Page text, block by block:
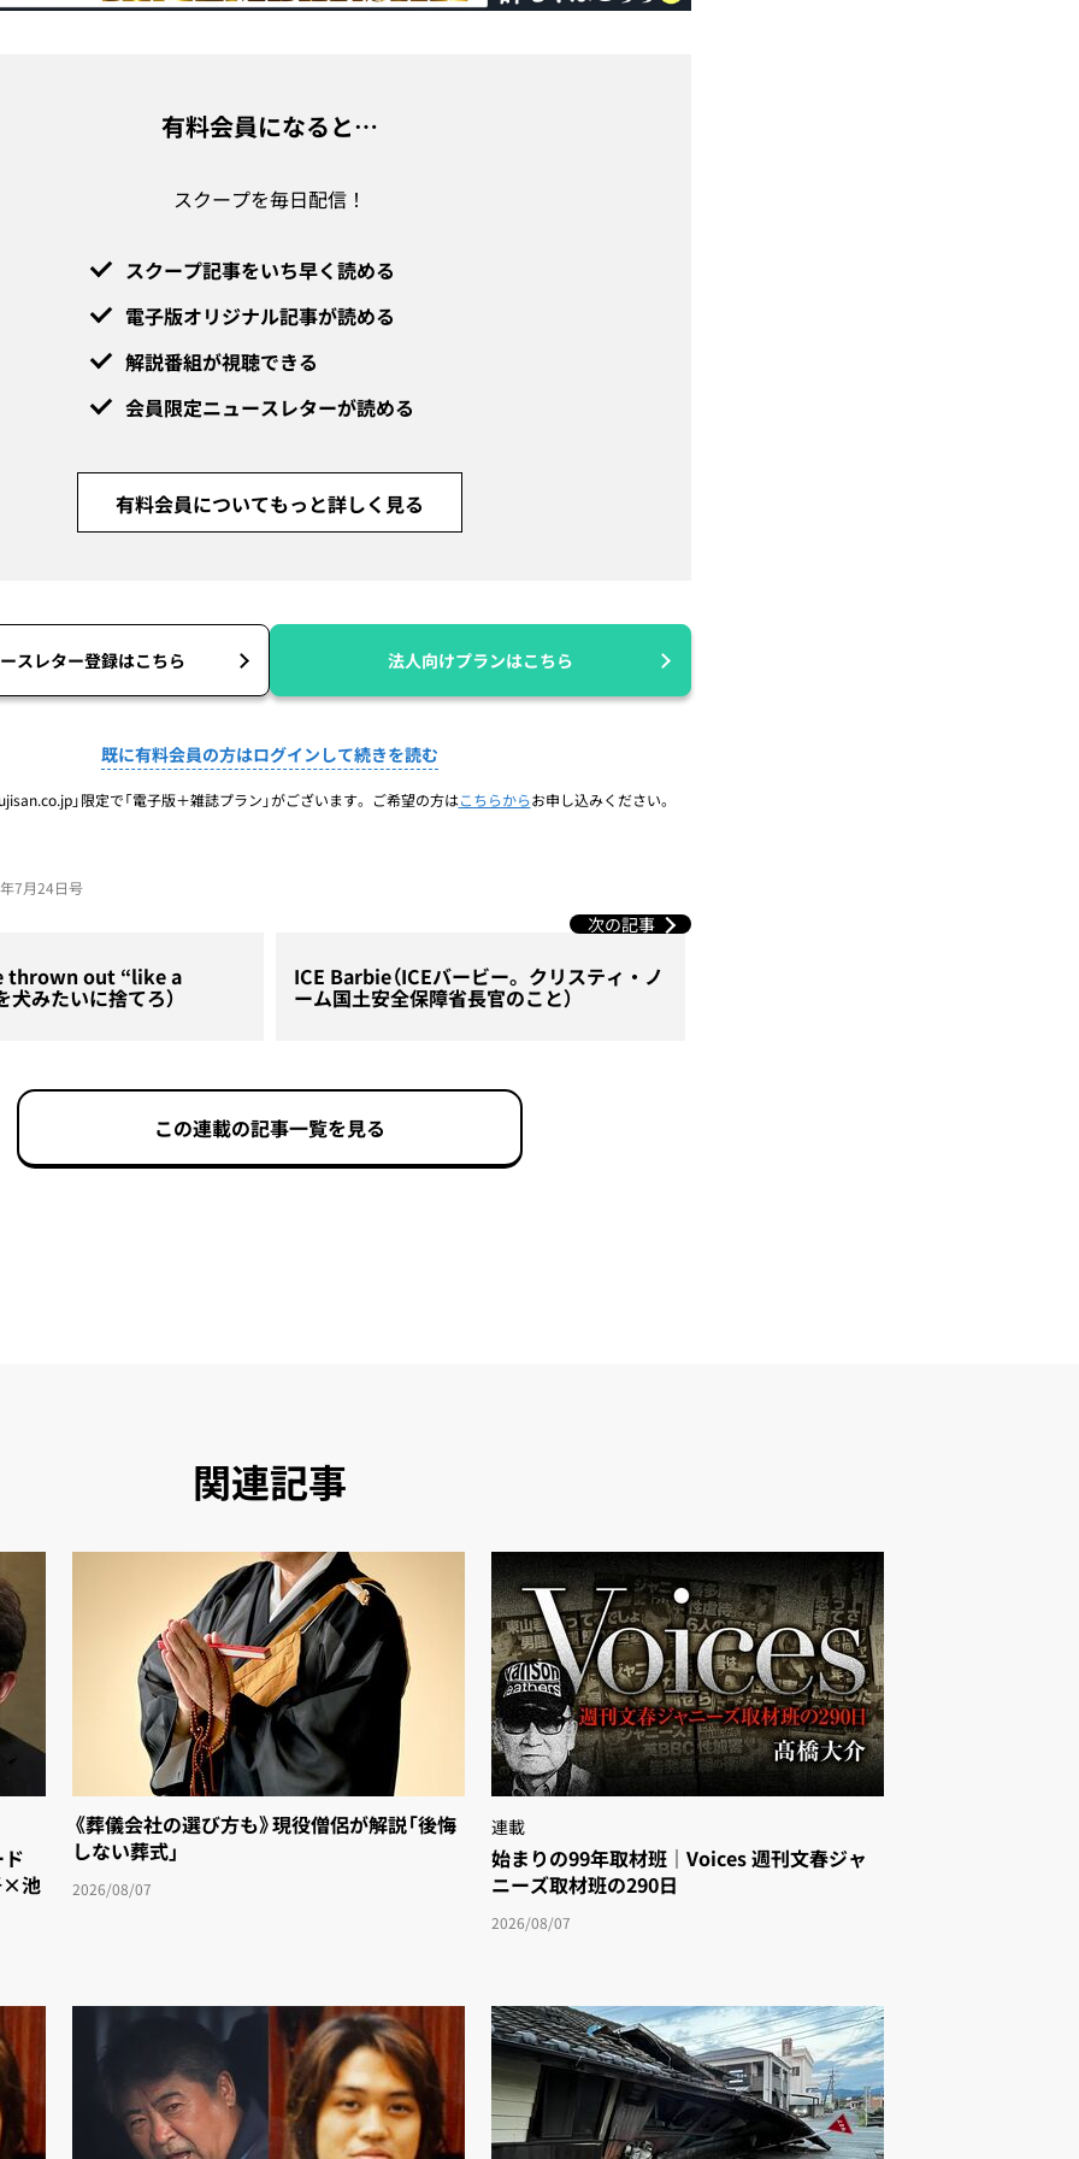
有料会員になると…
スクープを毎日配信！
スクープ記事をいち早く読める
電子版オリジナル記事が読める
解説番組が視聴できる
会員限定ニュースレターが読める
有料会員についてもっと詳しく見る
スレター登録はこちら 法人向けプランはこちら
既に有料会員の方はログインして続きを読む
」限定で「電子版＋雑誌プラン」がございます。ご希望の方はこちらからお申し込みください。
7月24日号
thrown out “like a
犬みたいに捨てろ）
次の記事
ICE Barbie（ICEバービー。クリスティ・ノ
ーム国土安全保障省長官のこと）
この連載の記事一覧を見る
関連記事
×池
《葬儀会社の選び方も》現役僧侶が解説「後悔
しない葬式」
2026/08/07
連載
始まりの99年取材班｜Voices 週刊文春ジャ
ニーズ取材班の290日
2026/08/07